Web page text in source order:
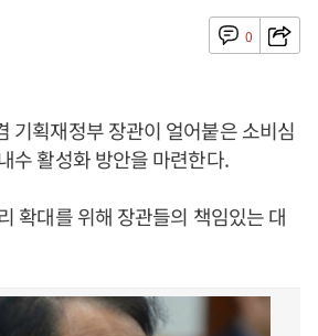
0
기획재정부 장관이 얼어붙은 소비심
수 활성화 방안을 마련한다.
확대를 위해 장관들의 책임있는 대